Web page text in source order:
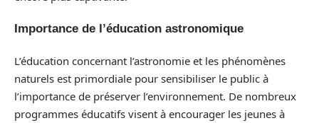
Importance de l’éducation astronomique
L’éducation concernant l’astronomie et les phénomènes
naturels est primordiale pour sensibiliser le public à
l’importance de préserver l’environnement. De nombreux
programmes éducatifs visent à encourager les jeunes à